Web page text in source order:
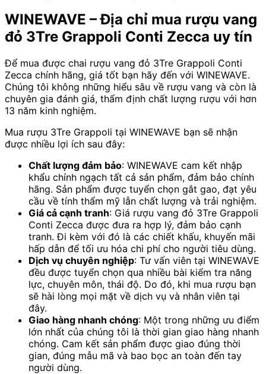
WINEWAVE – Địa chỉ mua rượu vang
đỏ 3Tre Grappoli Conti Zecca uy tín
Để mua được chai rượu vang đỏ 3Tre Grappoli Conti
Zecca chính hãng, giá tốt bạn hãy đến với WINEWAVE.
Chúng tôi không những hiểu sâu về rượu vang và còn là
chuyên gia đánh giá, thẩm định chất lượng rượu với hơn
13 năm kinh nghiệm.
Mua rượu 3Tre Grappoli tại WINEWAVE bạn sẽ nhận
được nhiều lợi ích sau đây:
Chất lượng đảm bảo: WINEWAVE cam kết nhập
khẩu chính ngạch tất cả sản phẩm, đảm bảo chính
hãng. Sản phẩm được tuyển chọn gắt gao, đạt yêu
cầu về tính thẩm mỹ lẫn chất lượng và trải nghiệm.
Giá cả cạnh tranh: Giá rượu vang đỏ 3Tre Grappoli
Conti Zecca được đưa ra hợp lý, đảm bảo cạnh
tranh. Đi kèm với đó là các chiết khấu, khuyến mãi
hấp dẫn để tối ưu hóa chi phí cho người tiêu dùng.
Dịch vụ chuyên nghiệp: Tư vấn viên tại WINEWAVE
đều được tuyển chọn qua nhiều bài kiểm tra năng
lực, chuyên môn, thái độ. Do đó, khi mua rượu bạn
sẽ hài lòng mọi mặt về dịch vụ và nhân viên tại
đây.
Giao hàng nhanh chóng: Một trong những ưu điểm
lớn nhất của chúng tôi là thời gian giao hàng nhanh
chóng. Cam kết sản phẩm được giao đúng thời
gian, đúng mẫu mã và bao bọc an toàn đến tay
người dùng.